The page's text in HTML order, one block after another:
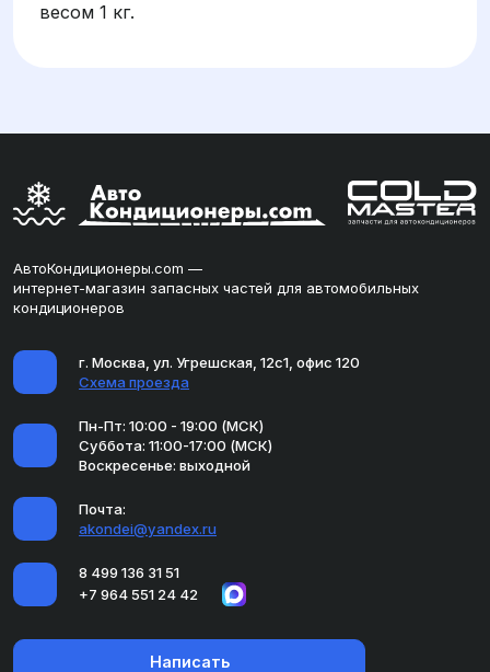
весом 1 кг.
АвтоКондиционеры.com —
интернет-магазин запасных частей для автомобильных
кондиционеров
г. Москва, ул. Угрешская, 12с1, офис 120
Схема проезда
Пн-Пт: 10:00 - 19:00 (МСК)
Суббота: 11:00-17:00 (МСК)
Воскресенье: выходной
Почта:
akondei@yandex.ru
8 499 136 31 51
+7 964 551 24 42
Написать